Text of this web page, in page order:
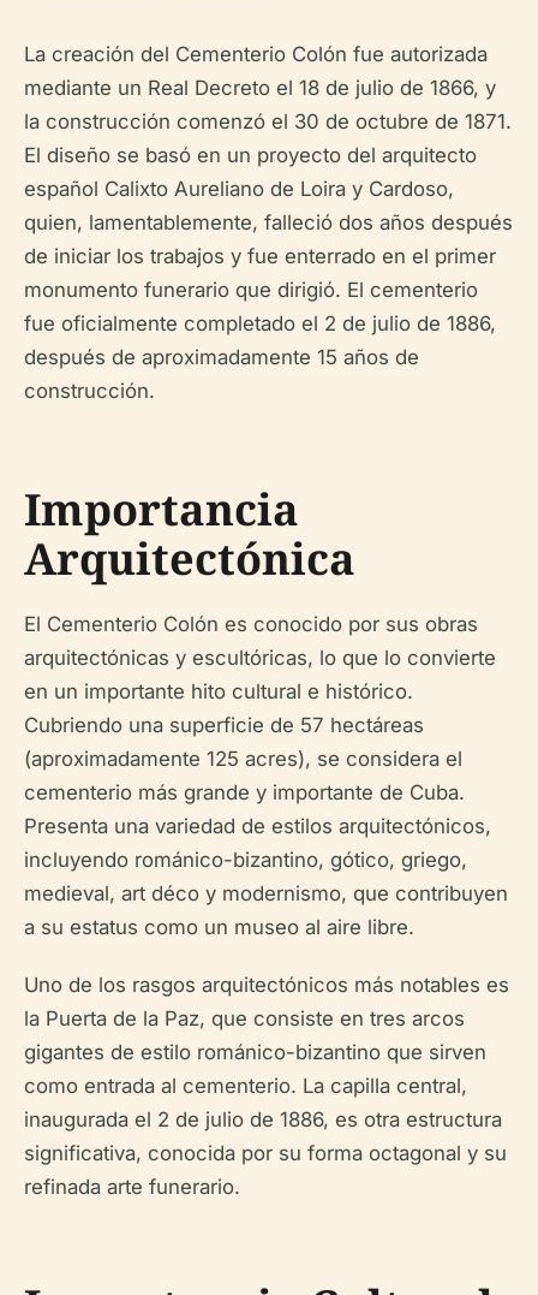
La creación del Cementerio Colón fue autorizada
mediante un Real Decreto el 18 de julio de 1866, y
la construcción comenzó el 30 de octubre de 1871.
El diseño se basó en un proyecto del arquitecto
español Calixto Aureliano de Loira y Cardoso,
quien, lamentablemente, falleció dos años después
de iniciar los trabajos y fue enterrado en el primer
monumento funerario que dirigió. El cementerio
fue oficialmente completado el 2 de julio de 1886,
después de aproximadamente 15 años de
construcción.
Importancia
Arquitectónica
El Cementerio Colón es conocido por sus obras
arquitectónicas y escultóricas, lo que lo convierte
en un importante hito cultural e histórico.
Cubriendo una superficie de 57 hectáreas
(aproximadamente 125 acres), se considera el
cementerio más grande y importante de Cuba.
Presenta una variedad de estilos arquitectónicos,
incluyendo románico-bizantino, gótico, griego,
medieval, art déco y modernismo, que contribuyen
a su estatus como un museo al aire libre.
Uno de los rasgos arquitectónicos más notables es
la Puerta de la Paz, que consiste en tres arcos
gigantes de estilo románico-bizantino que sirven
como entrada al cementerio. La capilla central,
inaugurada el 2 de julio de 1886, es otra estructura
significativa, conocida por su forma octagonal y su
refinada arte funerario.